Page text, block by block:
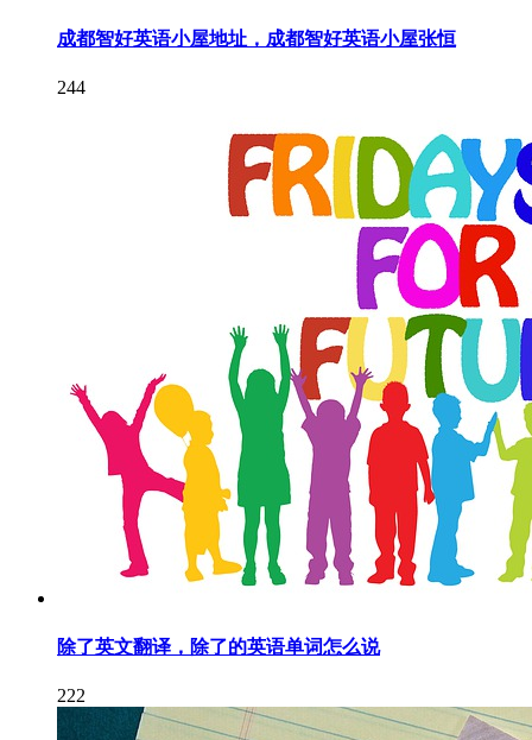
成都智好英语小屋地址，成都智好英语小屋张恒
244
除了英文翻译，除了的英语单词怎么说
222